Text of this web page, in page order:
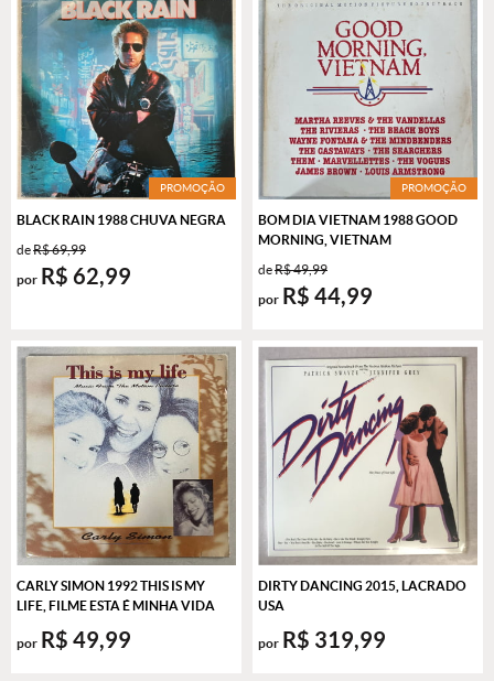
PROMOÇÃO
BLACK RAIN 1988 CHUVA NEGRA
deR$ 69,99
por R$ 62,99
PROMOÇÃO
BOM DIA VIETNAM 1988 GOOD
MORNING, VIETNAM
deR$ 49,99
por R$ 44,99
CARLY SIMON 1992 THIS IS MY
LIFE, FILME ESTA É MINHA VIDA
por R$ 49,99
DIRTY DANCING 2015, LACRADO
USA
por R$ 319,99